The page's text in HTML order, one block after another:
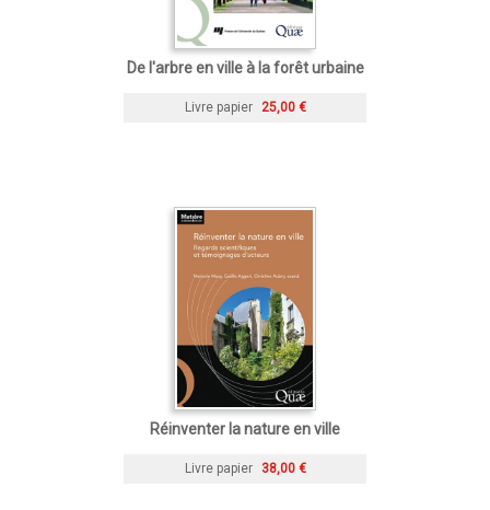
De l'arbre en ville à la forêt urbaine
Livre papier 25,00 €
Réinventer la nature en ville
Livre papier 38,00 €